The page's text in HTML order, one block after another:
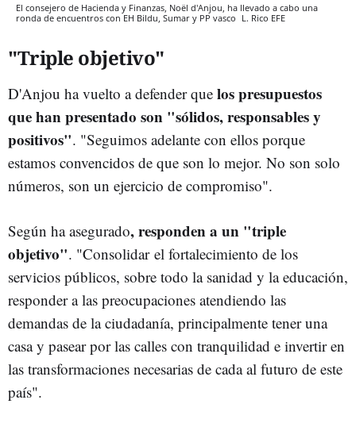
El consejero de Hacienda y Finanzas, Noël d'Anjou, ha llevado a cabo una
ronda de encuentros con EH Bildu, Sumar y PP vasco L. Rico EFE
"Triple objetivo"
D'Anjou ha vuelto a defender que los presupuestos
que han presentado son "sólidos, responsables y
positivos". "Seguimos adelante con ellos porque
estamos convencidos de que son lo mejor. No son solo
números, son un ejercicio de compromiso".
Según ha asegurado, responden a un "triple
objetivo". "Consolidar el fortalecimiento de los
servicios públicos, sobre todo la sanidad y la educación,
responder a las preocupaciones atendiendo las
demandas de la ciudadanía, principalmente tener una
casa y pasear por las calles con tranquilidad e invertir en
las transformaciones necesarias de cada al futuro de este
país".